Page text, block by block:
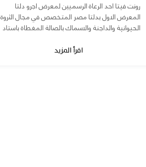
رونت فيتا احد الرعاة الرسميين لمعرض اجرو دلتا
المعرض الاول بدلتا مصر المتخصص في مجال الثروة
الحيوانية والداجنة والاسماك بالصالة المغطاة باستاد
اقرأ المزيد